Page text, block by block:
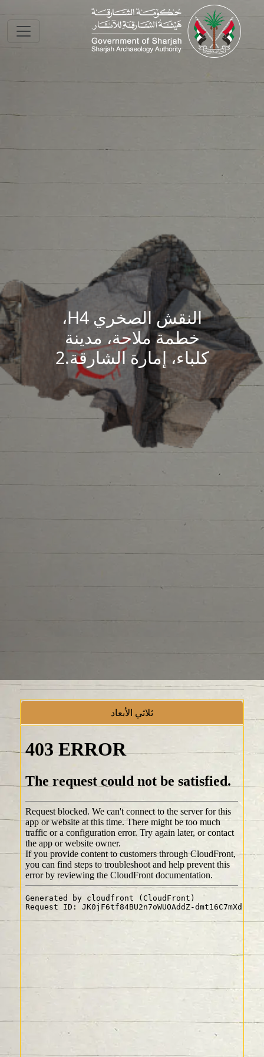
Skip to main
النقش الصخري H4،
خطمة ملاحة، مدينة
كلباء، إمارة الشارقة.2
ثلاثي الأبعاد